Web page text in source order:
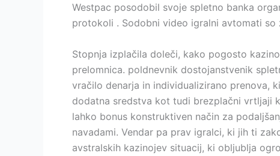
Westpac posodobil svoje spletno banka
protokoli . Sodobni video igralni avtomati
Stopnja izplačila doleči, kako pogosto
prelomnica. poldnevnik dostojanstvenik
vračilo denarja in individualizirano prenova,
dodatna sredstva kot tudi brezplačni vrtljaji
lahko bonus konstruktiven način za
navadami. Vendar pa prav igralci, ki jih ti
avstralskih kazinojev situacij, ki obljublja